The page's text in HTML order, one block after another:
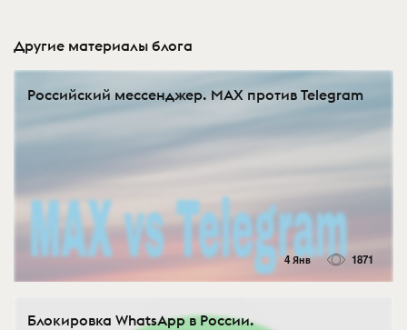
Другие материалы блога
Российский мессенджер. MAX против Telegram
4 Янв 1871
Блокировка WhatsApp в России.